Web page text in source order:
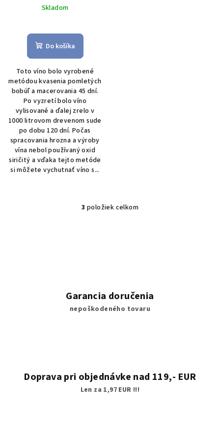
Skladom
Do košíka
Toto víno bolo vyrobené
metódou kvasenia pomletých
bobúľ a macerovania 45 dní.
Po vyzretí bolo víno
vylisované a ďalej zrelo v
1000 litrovom drevenom sude
po dobu 120 dní. Počas
spracovania hrozna a výroby
vína nebol používaný oxid
siričitý a vďaka tejto metóde
si môžete vychutnať víno s...
O
i
e
p
v
ý
p
3 položiek celkom
Garancia doručenia
nepoškodeného tovaru
Doprava pri objednávke nad 119,- EUR
Len za 1,97 EUR !!!